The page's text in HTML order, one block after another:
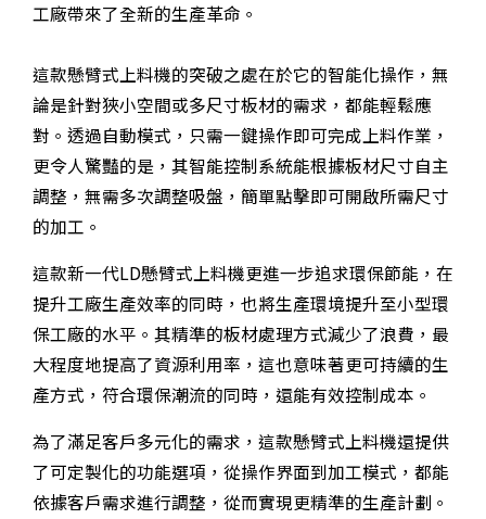
工廠帶來了全新的生產革命。
這款懸臂式上料機的突破之處在於它的智能化操作，無
論是針對狹小空間或多尺寸板材的需求，都能輕鬆應
對。透過自動模式，只需一鍵操作即可完成上料作業，
更令人驚豔的是，其智能控制系統能根據板材尺寸自主
調整，無需多次調整吸盤，簡單點擊即可開啟所需尺寸
的加工。
這款新一代LD懸臂式上料機更進一步追求環保節能，在
提升工廠生產效率的同時，也將生產環境提升至小型環
保工廠的水平。其精準的板材處理方式減少了浪費，最
大程度地提高了資源利用率，這也意味著更可持續的生
產方式，符合環保潮流的同時，還能有效控制成本。
為了滿足客戶多元化的需求，這款懸臂式上料機還提供
了可定製化的功能選項，從操作界面到加工模式，都能
依據客戶需求進行調整，從而實現更精準的生產計劃。